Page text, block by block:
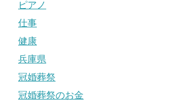
ピアノ
仕事
健康
兵庫県
冠婚葬祭
冠婚葬祭のお金